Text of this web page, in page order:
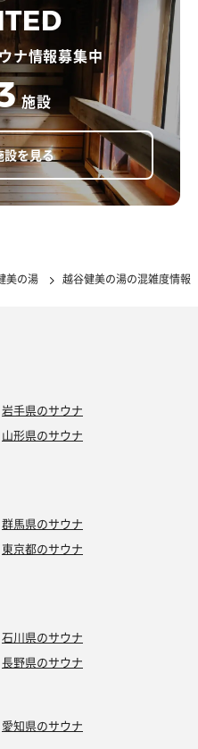
ナ情報募集中
施設
設を見る
美の湯 越谷健美の湯の混雑度情報
岩手県のサウナ
山形県のサウナ
群馬県のサウナ
東京都のサウナ
石川県のサウナ
長野県のサウナ
愛知県のサウナ